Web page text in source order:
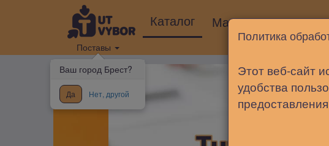
Поставы
Ваш город Брест?
Да Нет, другой
Каталог Магазины
Политика
Этот веб-сайт
удобства